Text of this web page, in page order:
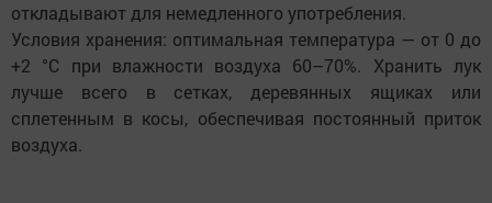
откладывают для немедленного употребления.
Условия хранения: оптимальная температура — от 0 до
+2 °C при влажности воздуха 60–70%. Хранить лук
лучше всего в сетках, деревянных ящиках или
сплетенным в косы, обеспечивая постоянный приток
воздуха.